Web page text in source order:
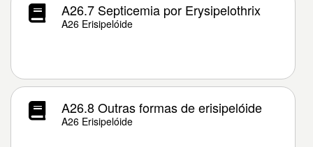
A26.7 Septicemia por Erysipelothrix
A26 Erisipelóide
A26.8 Outras formas de erisipelóide
A26 Erisipelóide